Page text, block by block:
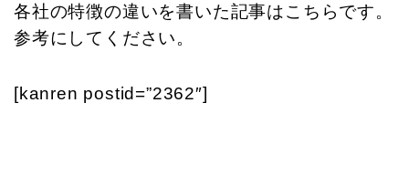
各社の特徴の違いを書いた記事はこちらです。
参考にしてください。
[kanren postid=”2362″]